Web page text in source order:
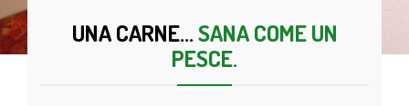
UNA CARNE...SANA COME UN
PESCE.